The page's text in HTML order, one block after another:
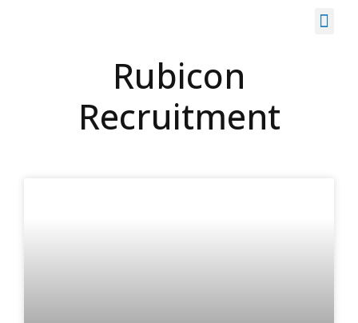
Rubicon
Recruitment